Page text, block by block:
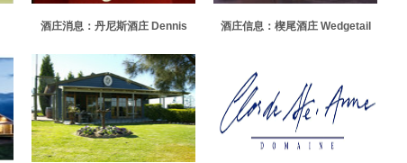
酒庄消息：丹尼斯酒庄 Dennis
酒庄信息：楔尾酒庄 Wedgetail